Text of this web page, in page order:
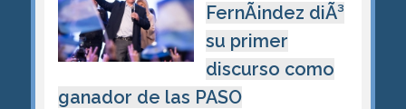
FernÃ¡ndez diÃ³
su primer
discurso como
ganador de las PASO